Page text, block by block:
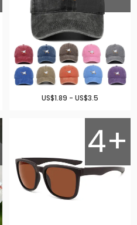
US$1.89 - US$3.5
4+